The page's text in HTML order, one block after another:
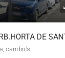
cambrils